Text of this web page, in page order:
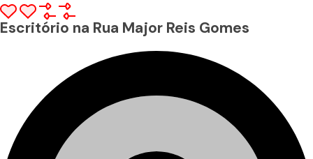
Escritório na Rua Major Reis Gomes